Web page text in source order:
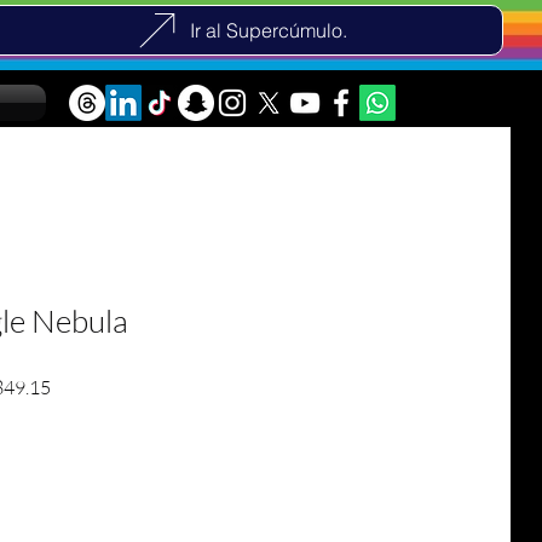
Ir al Supercúmulo.
Nebula
na PresyoSale Price